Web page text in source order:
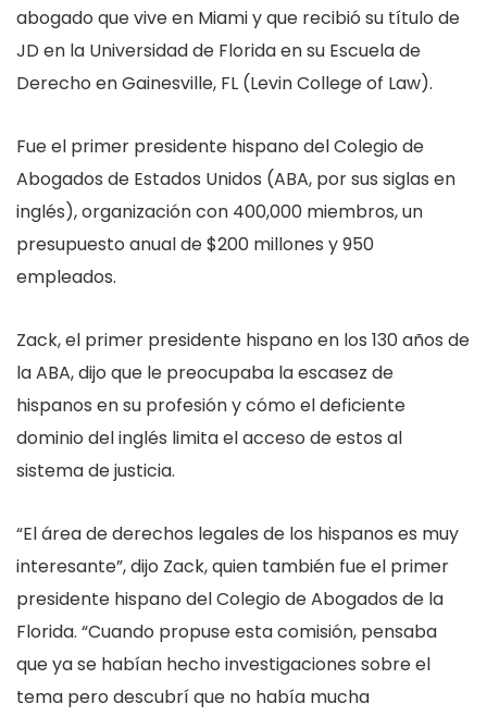
abogado que vive en Miami y que recibió su título de
JD en la Universidad de Florida en su Escuela de
Derecho en Gainesville, FL (Levin College of Law).
Fue el primer presidente hispano del Colegio de
Abogados de Estados Unidos (ABA, por sus siglas en
inglés), organización con 400,000 miembros, un
presupuesto anual de $200 millones y 950
empleados.
Zack, el primer presidente hispano en los 130 años de
la ABA, dijo que le preocupaba la escasez de
hispanos en su profesión y cómo el deficiente
dominio del inglés limita el acceso de estos al
sistema de justicia.
“El área de derechos legales de los hispanos es muy
interesante”, dijo Zack, quien también fue el primer
presidente hispano del Colegio de Abogados de la
Florida. “Cuando propuse esta comisión, pensaba
que ya se habían hecho investigaciones sobre el
tema pero descubrí que no había mucha